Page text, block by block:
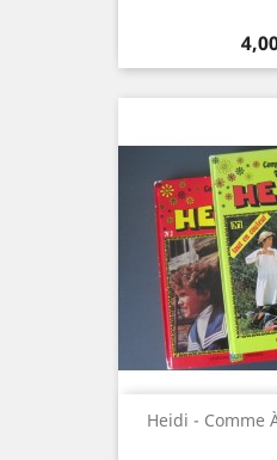
Prix
Heidi - Comme